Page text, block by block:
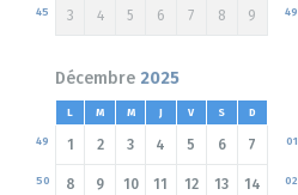
3
45 4 5 6 7 8 9 49
Décembre 2025
L M M J V S D
1
49 2 3 4 5 6 7
8
50 9 10 11 12 13 14
01
02